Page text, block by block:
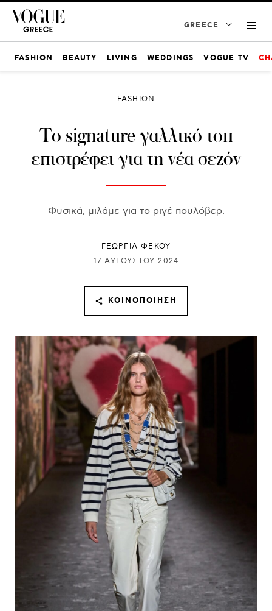
GREECE
FASHION BEAUTY LIVING WEDDINGS VOGUE TV
FASHION
Το signature γαλλικό τοπ
επιστρέφει για τη νέα σεζόν
Φυσικά, μιλάμε για το ριγέ πουλόβερ.
ΓΕΩΡΓΙΑ ΦΕΚΟΥ
17 ΑΥΓΟΎΣΤΟΥ 2024
ΚΟΙΝΟΠΟΊΗΣΗ